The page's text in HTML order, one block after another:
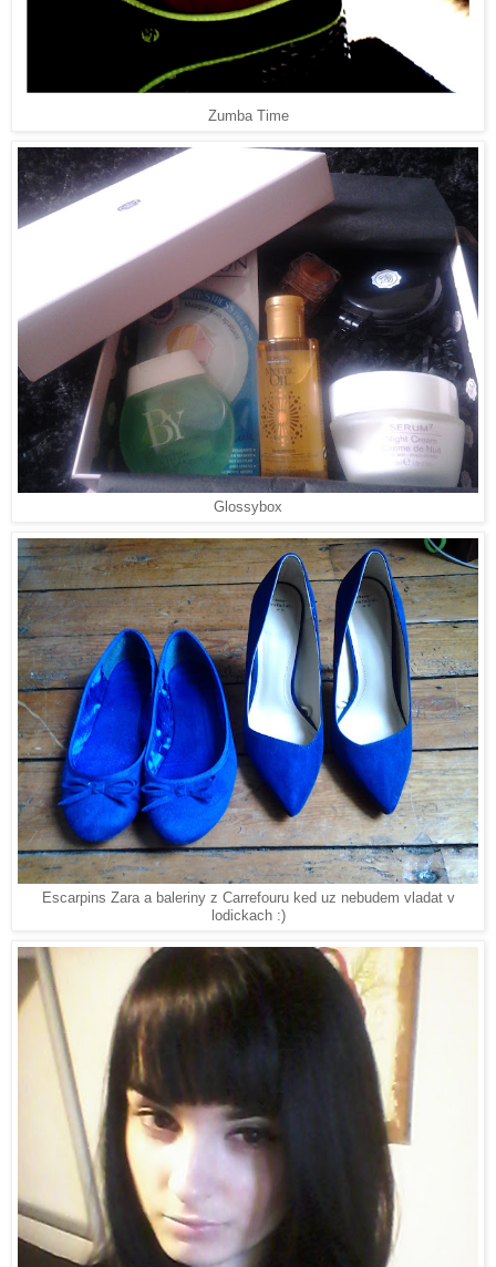
Zumba Time
Glossybox
Escarpins Zara a baleriny z Carrefouru ked uz nebudem vladat v
lodickach :)